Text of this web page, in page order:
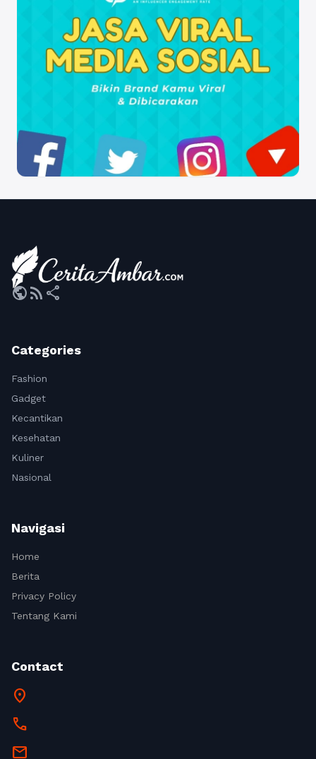
publicrss_feed share
Categories
Fashion
Gadget
Kecantikan
Kesehatan
Kuliner
Nasional
Navigasi
Home
Berita
Privacy Policy
Tentang Kami
Contact
location_on
call
mail